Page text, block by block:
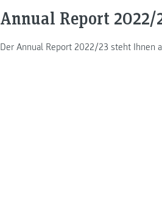
Annual Report 2022/
Der Annual Report 2022/23 steht Ihnen